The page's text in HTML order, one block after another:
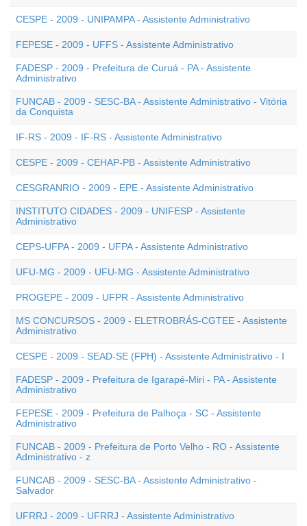
CESPE - 2009 - UNIPAMPA - Assistente Administrativo
FEPESE - 2009 - UFFS - Assistente Administrativo
FADESP - 2009 - Prefeitura de Curuá - PA - Assistente
Administrativo
FUNCAB - 2009 - SESC-BA - Assistente Administrativo - Vitória
da Conquista
IF-RS - 2009 - IF-RS - Assistente Administrativo
CESPE - 2009 - CEHAP-PB - Assistente Administrativo
CESGRANRIO - 2009 - EPE - Assistente Administrativo
INSTITUTO CIDADES - 2009 - UNIFESP - Assistente
Administrativo
CEPS-UFPA - 2009 - UFPA - Assistente Administrativo
UFU-MG - 2009 - UFU-MG - Assistente Administrativo
PROGEPE - 2009 - UFPR - Assistente Administrativo
MS CONCURSOS - 2009 - ELETROBRÁS-CGTEE - Assistente
Administrativo
CESPE - 2009 - SEAD-SE (FPH) - Assistente Administrativo - I
FADESP - 2009 - Prefeitura de Igarapé-Miri - PA - Assistente
Administrativo
FEPESE - 2009 - Prefeitura de Palhoça - SC - Assistente
Administrativo
FUNCAB - 2009 - Prefeitura de Porto Velho - RO - Assistente
Administrativo - z
FUNCAB - 2009 - SESC-BA - Assistente Administrativo -
Salvador
UFRRJ - 2009 - UFRRJ - Assistente Administrativo